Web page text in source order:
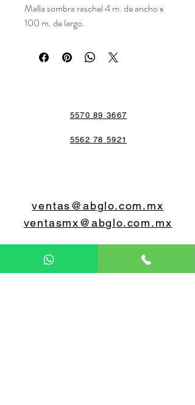
Malla sombra raschel 4 m. de ancho x
100 m. de largo.
5570 89 3667
5562 78 5921
ventas@abglo.com.mx
ventasmx@abglo.com.mx